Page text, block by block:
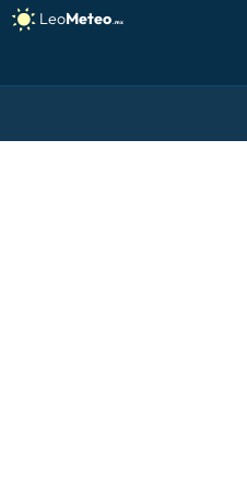
ECMWF IFS